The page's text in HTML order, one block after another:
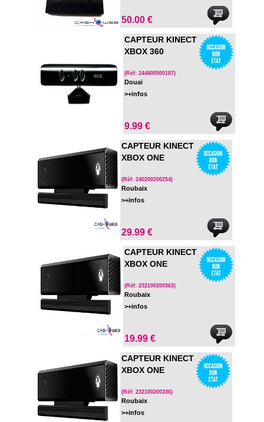
50.00 €
CAPTEUR KINECT
XBOX 360
(Réf: 244800500107)
Douai
>+infos
9.99 €
CAPTEUR KINECT
XBOX ONE
(Réf: 240200200254)
Roubaix
>+infos
29.99 €
CAPTEUR KINECT
XBOX ONE
(Réf: 232100200363)
Roubaix
>+infos
19.99 €
CAPTEUR KINECT
XBOX ONE
(Réf: 232100200336)
Roubaix
>+infos